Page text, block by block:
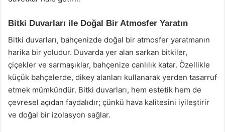
Bitki Duvarları ile Doğal Bir Atmosfer Yaratın
Bitki duvarları, bahçenizde doğal bir atmosfer yaratmanın
harika bir yoludur. Duvarda yer alan sarkan bitkiler,
çiçekler ve sarmaşıklar, bahçenize canlılık katar. Özellikle
küçük bahçelerde, dikey alanları kullanarak yerden tasarruf
etmek mümkündür. Bitki duvarları, hem estetik hem de
çevresel açıdan faydalıdır; çünkü hava kalitesini iyileştirir
ve doğal bir izolasyon sağlar.